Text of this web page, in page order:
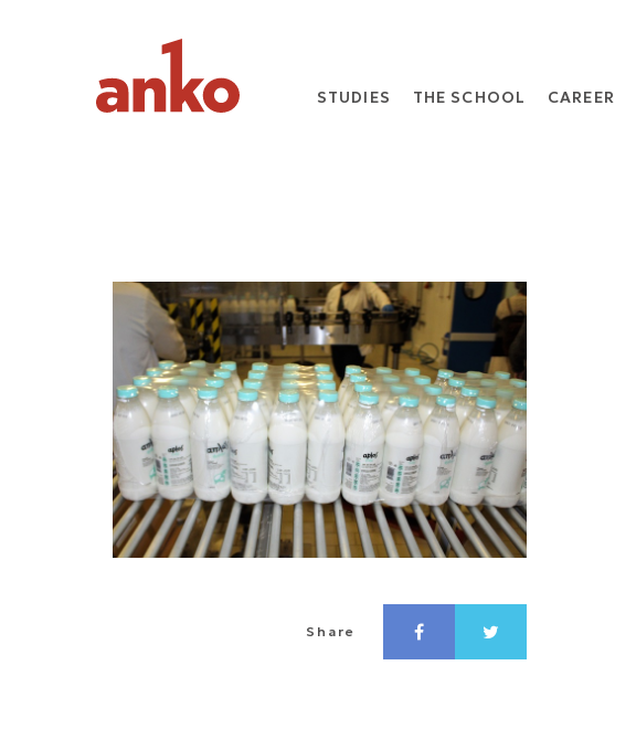
STUDIES THE SCHOOL CARΕER
Share